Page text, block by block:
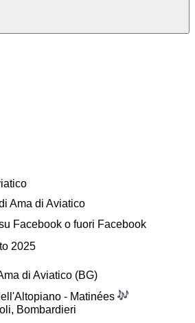
Ama di Aviatico
Facebook o fuori Facebook
2025
di Aviatico (BG)
- Matinées
Bombardieri